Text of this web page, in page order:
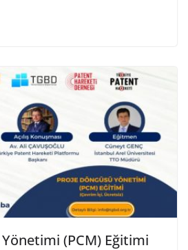
(PCM) Eğitimi